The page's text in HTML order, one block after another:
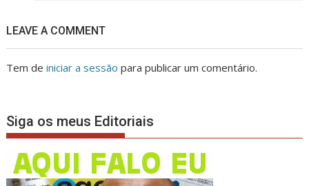
LEAVE A COMMENT
Tem deiniciar a sessão para publicar um comentário.
Siga os meus Editoriais